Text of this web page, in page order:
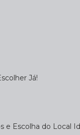
Já!
e Escolha do Local